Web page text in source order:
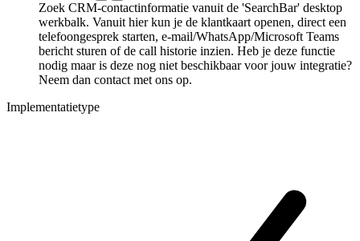
Zoek CRM-contactinformatie vanuit de 'SearchBar' desktop
werkbalk. Vanuit hier kun je de klantkaart openen, direct een
telefoongesprek starten, e-mail/WhatsApp/Microsoft Teams
bericht sturen of de call historie inzien. Heb je deze functie
nodig maar is deze nog niet beschikbaar voor jouw integratie?
Neem dan contact met ons op.
Implementatietype